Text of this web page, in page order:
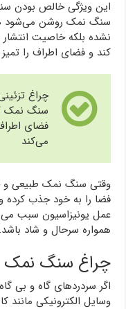
این ویژگی خالص بودن
سنگ نمک روشن می‌شود
نشده بلکه خاصیت
کند و فضای اطراف را تمیز
چراغ
سنگ نمک
فضای
می‌کند
وقتی سنگ نمک طبیعی و
فضا را به خود جذب کرده
عمل یونیزاسیون سبب می
همواره سرحال و شاد باشد.
چراغ سنگ نمک
اگر سردردهای گاه و بی
وسایل الکترونیکی مانند